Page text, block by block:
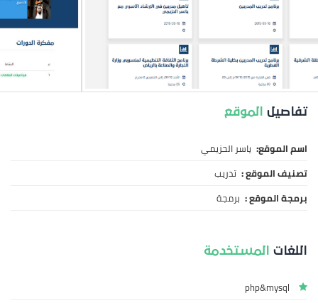
تفاصيل الموقع
اسم الموقع: ياسر الحزيمي
تصنيف الموقع : تدريب
برمجة الموقع : برمجة
اللغات المستخدمة
php&mysql